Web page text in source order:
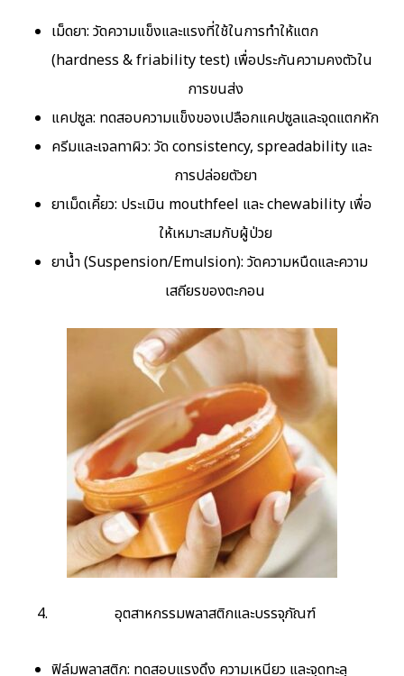
เม็ดยา: วัดความแข็งและแรงที่ใช้ในการทำให้แตก
(hardness & friability test) เพื่อประกันความคงตัวใน
การขนส่ง
แคปซูล: ทดสอบความแข็งของเปลือกแคปซูลและจุดแตกหัก
ครีมและเจลทาผิว: วัด consistency, spreadability และ
การปล่อยตัวยา
ยาเม็ดเคี้ยว: ประเมิน mouthfeel และ chewability เพื่อ
ให้เหมาะสมกับผู้ป่วย
ยาน้ำ (Suspension/Emulsion): วัดความหนืดและความ
เสถียรของตะกอน
อุตสาหกรรมพลาสติกและบรรจุภัณฑ์
ฟิล์มพลาสติก: ทดสอบแรงดึง ความเหนียว และจุดทะลุ